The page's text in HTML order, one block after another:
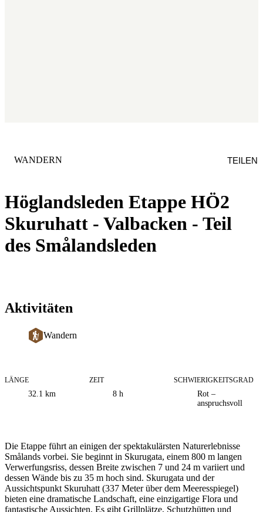
Höglandsleden Etappe HÖ2
Skuruhatt - Valbacken - Teil
des Smålandsleden
KATEGORIE
WANDERN TEILEN
Aktivitäten
Wandern
Informationen
zum
LÄNGE
32.1 km
ZEIT
8 h
SCHWIERIGKEITSGRAD
Rot –
anspruchsvoll
Die Etappe führt an einigen der spektakulärsten Naturerlebnisse
Smålands vorbei. Sie beginnt in Skurugata, einem 800 m langen
Verwerfungsriss, dessen Breite zwischen 7 und 24 m variiert und
dessen Wände bis zu 35 m hoch sind. Skurugata und der
Aussichtspunkt Skuruhatt (337 Meter über dem Meeresspiegel)
bieten eine dramatische Landschaft, eine einzigartige Flora und
fantastische Aussichten. Es gibt Grillplätze, Schutzhütten und